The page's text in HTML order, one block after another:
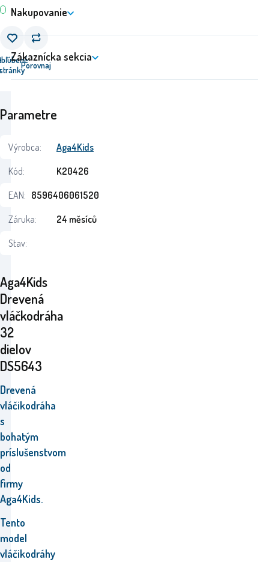
stránkyPorovnaj
Aga4Kids
Drevená
vláčkodráha
32
dielov
DS5643
Drevená
vláčikodráha
s
bohatým
príslušenstvom
od
firmy
Aga4Kids.
Tento
model
vláčikodráhy
Parametre
Výrobca:
Aga4Kids
Kód:
K20426
EAN: 8596406061520
Záruka:
24 měsíců
Stav:
Nakupovanie
Zákaznícka sekcia